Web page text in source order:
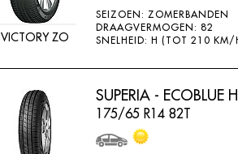
VICTORY ZO
SEIZOEN: ZOMERBANDEN
DRAAGVERMOGEN: 82
SNELHEID: H (TOT 210 KM/
SUPERIA - ECOBLUE
175/65 R14 82T